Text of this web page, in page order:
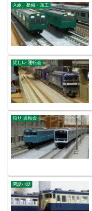
入線・整備・加工
貸しレ 運転会
独り 運転会
閑話小話